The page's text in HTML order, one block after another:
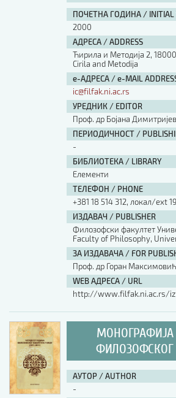
ПОЧЕТНА ГОДИНА / INITIAL
2000
АДРЕСА / ADDRESS
Ћирила и Методија 2,
Cirila and Metodija
е-АДРЕСА / e-MAIL
ic@filfak.ni.ac.rs
УРЕДНИК / EDITOR
Проф. др Бојана
ПЕРИОДИЧНОСТ /
-
БИБЛИОТЕКА / LIBRARY
Елементи
ТЕЛЕФОН / PHONE
+381 18 514 312, локал/ext
ИЗДАВАЧ / PUBLISHER
Филозофски факултет
Faculty of Philosophy,
ЗА ИЗДАВАЧА / FOR
Проф. др Горан
WEB АДРЕСА / URL
http://www.filfak.ni.ac.rs/
ФИЛОЗОФСКОГ
АУТОР / AUTHOR
-